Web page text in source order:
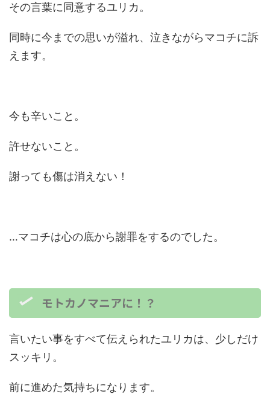
その言葉に同意するユリカ。
同時に今までの思いが溢れ、泣きながらマコチに訴
えます。
今も辛いこと。
許せないこと。
謝っても傷は消えない！
…マコチは心の底から謝罪をするのでした。
モトカノマニアに！？
言いたい事をすべて伝えられたユリカは、少しだけ
スッキリ。
前に進めた気持ちになります。